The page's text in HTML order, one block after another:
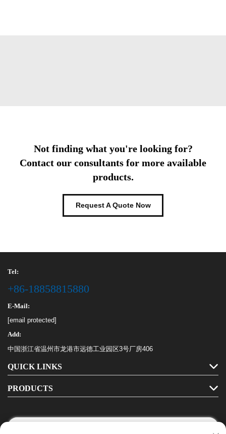
Not finding what you're looking for?
Contact our consultants for more available
products.
Request A Quote Now
Tel:
+86-18858815880
E-Mail:
[email protected]
Add:
中国浙江省温州市龙港市远德工业园区3号厂房406
QUICK LINKS
PRODUCTS